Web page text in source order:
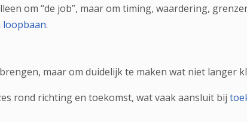
om “de job”, maar om timing, waardering,
loopbaan.
maar om duidelijk te maken wat niet langer
rond richting en toekomst, wat vaak aansluit bij